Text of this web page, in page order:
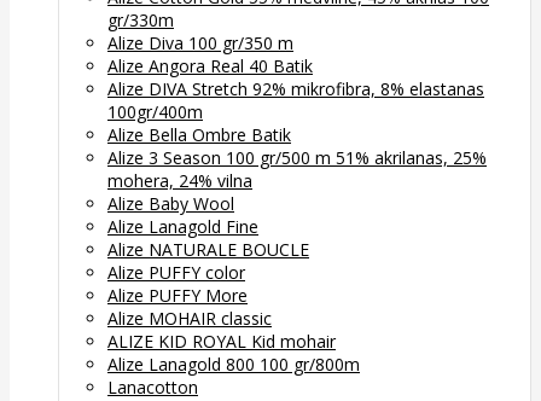
gr/330m
Alize Diva 100 gr/350 m
Alize Angora Real 40 Batik
Alize DIVA Stretch 92% mikrofibra, 8% elastanas
100gr/400m
Alize Bella Ombre Batik
Alize 3 Season 100 gr/500 m 51% akrilanas, 25%
mohera, 24% vilna
Alize Baby Wool
Alize Lanagold Fine
Alize NATURALE BOUCLE
Alize PUFFY color
Alize PUFFY More
Alize MOHAIR classic
ALIZE KID ROYAL Kid mohair
Alize Lanagold 800 100 gr/800m
Lanacotton